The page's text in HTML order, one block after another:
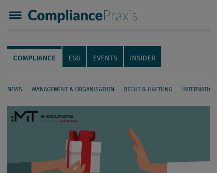
Compliance Praxis
Servicenavigation
Navigation
COMPLIANCE ESG EVENTS INSIDER
NEWS MANAGEMENT & ORGANISATION RECHT & HAFTUNG
Seiteninhalt